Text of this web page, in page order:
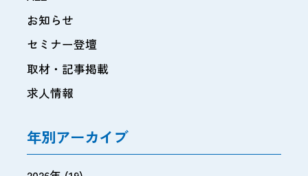
お知らせ
セミナー登壇
取材・記事掲載
求人情報
年別アーカイブ